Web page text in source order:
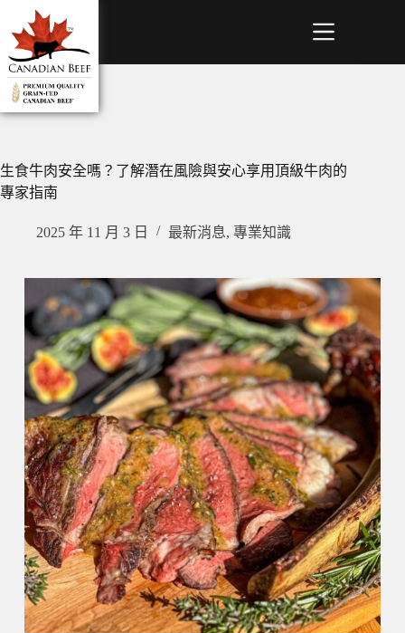
生食牛肉安全嗎？了解潛在風險與安心享用頂級牛肉的
專家指南
2025 年 11 月 3 日 最新消息, 專業知識